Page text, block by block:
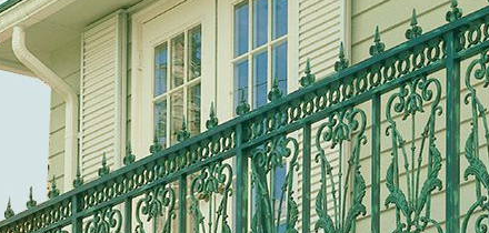
階段手摺
花台（フラワーボックス）
装飾ドア
門扉・アーチ付門扉
トータルデザイン
室内装飾（天井ルーバー）
その他
ホーリー
ABタイプ
和モダンタ
アンティッ
アルテック
装飾手摺子
アッシュー
ホーリーユニットタイプ
ABタイプ
和モダンタイプ
アンティックパネル
アルテックメタルパネル
装飾手摺子・アンティック手摺子
アッシューシリーズ